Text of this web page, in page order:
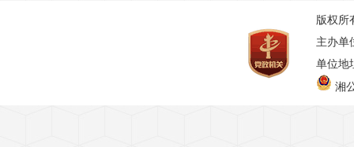
版权所
主办单
单位地
湘